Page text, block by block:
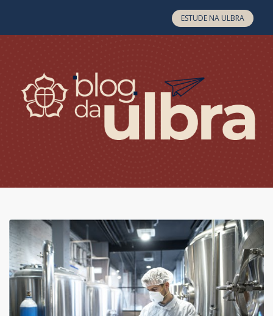
ESTUDE NA ULBRA